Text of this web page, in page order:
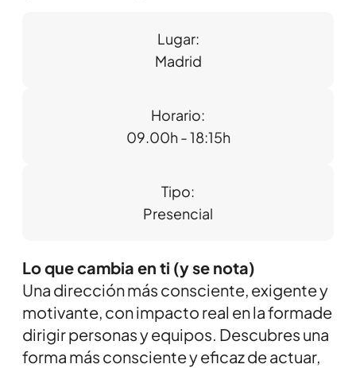
Lugar:
Madrid
Horario:
09.00h - 18:15h
Tipo:
Presencial
Lo que cambia en ti (y se nota)
Una dirección más consciente, exigente y
motivante, con impacto real en la formade
dirigir personas y equipos. Descubres una
forma más consciente y eficaz de actuar,